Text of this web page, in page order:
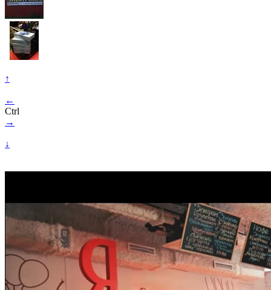
↑
←
Ctrl
→
↓